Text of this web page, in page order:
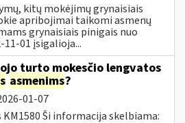
kitų mokėjimų grynaisiais
apribojimai taikomi asmenų
grynaisiais pinigais nuo
11-01 įsigalioja...
turto mokesčio lengvatos
asmenims?
01-07
Ši informacija skelbiama: